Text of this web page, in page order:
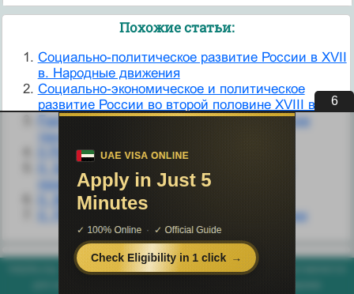
Похожие статьи:
Cоциально-политическое развитие России в XVII
в. Народные движения
Cоциально-экономическое и политическое
развитие России во второй половине XVIII в.
Fast Ethernet и 100VG-AnyLAN как развитие
технологий Ethernet
II Развитие артикуляторной моторики
промышленности в начале 1950-х гг.
II. Внутриполитическое развитие
II. Развитие внутриполитической ситуации
helpiks.org - Хелпикс.Орг - 2014-2026 год. Материал сайта представляется
5